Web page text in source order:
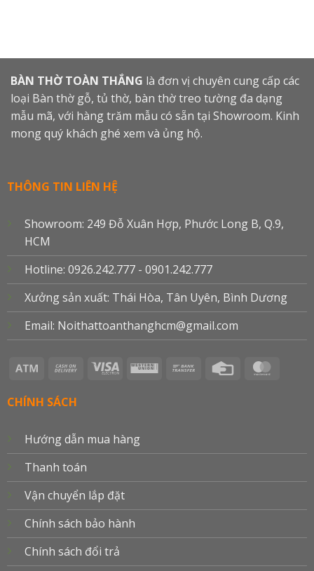
BÀN THỜ TOÀN THẮNG là đơn vị chuyên cung cấp các
loại Bàn thờ gỗ, tủ thờ, bàn thờ treo tường đa dạng
mẫu mã, với hàng trăm mẫu có sẵn tại Showroom. Kinh
mong quý khách ghé xem và ủng hộ.
THÔNG TIN LIÊN HỆ
Showroom: 249 Đỗ Xuân Hợp, Phước Long B, Q.9,
HCM
Hotline: 0926.242.777 - 0901.242.777
Xưởng sản xuất: Thái Hòa, Tân Uyên, Bình Dương
Email: Noithattoanthanghcm@gmail.com
Atm
Cash
Visa
Western
Bank
Credit
CHÍNH SÁCH
Hướng dẫn mua hàng
Thanh toán
Vận chuyển lắp đặt
Chính sách bảo hành
Chính sách đổi trả